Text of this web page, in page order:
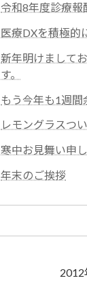
令和8年度診療報
医療DXを積極的
新年明けまして
す。
もう今年も1週間
レモングラスつ
寒中お見舞い申し
年末のご挨拶
2012